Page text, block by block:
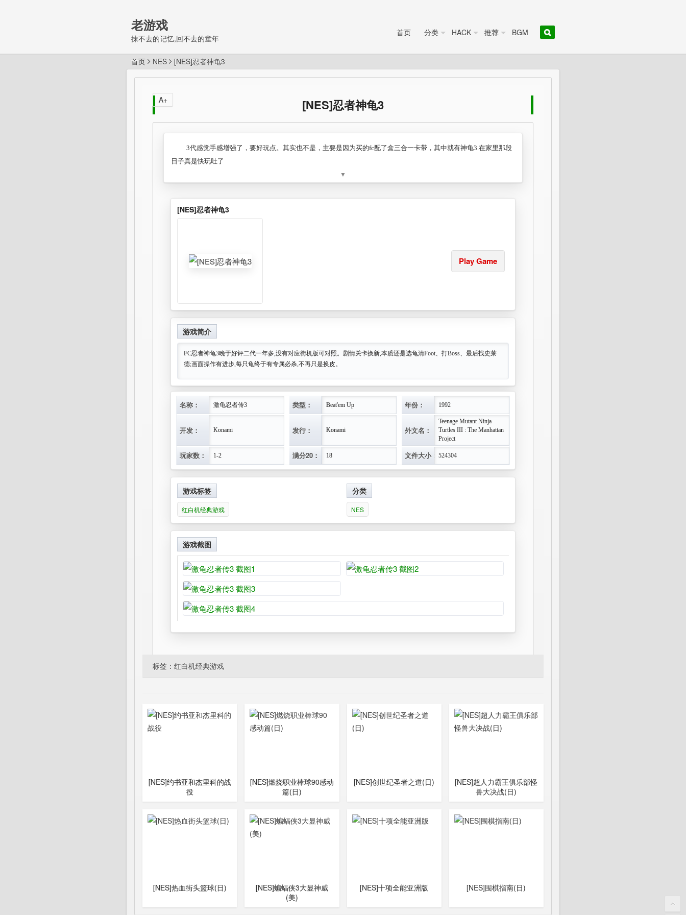
老游戏
抹不去的记忆,回不去的童年
首页 分类 HACK 推荐 BGM
首页 NES [NES]忍者神龟3
[NES]忍者神龟3
3代感觉手感增强了，要好玩点。其实也不是，主要是因为买的fc配了盒三合一卡带，其中就有神龟3.在家里那段
日子真是快玩吐了
▼
[NES]忍者神龟3
Play Game
游戏简介
FC忍者神龟3晚于好评二代一年多,没有对应街机版可对照。剧情关卡换新,本质还是选龟清Foot、打Boss、最后找史莱
德;画面操作有进步,每只龟终于有专属必杀,不再只是换皮。
名称： 激龟忍者传3 类型： Beat'em Up 年份： 1992
开发： Konami 发行： Konami 外文名：
Teenage Mutant Ninja
Turtles III : The Manhattan
Project
玩家数： 1-2 满分20： 18 文件大小： 524304
游戏标签
红白机经典游戏
分类
NES
游戏截图
A+
标签： 红白机经典游戏
[NES]约书亚和杰里科的战
役
[NES]燃烧职业棒球90感动
篇(日)
[NES]创世纪圣者之道(日)
[NES]超人力霸王俱乐部怪
兽大决战(日)
[NES]热血街头篮球(日)
[NES]蝙蝠侠3大显神威
(美)
[NES]十项全能亚洲版 [NES]围棋指南(日)